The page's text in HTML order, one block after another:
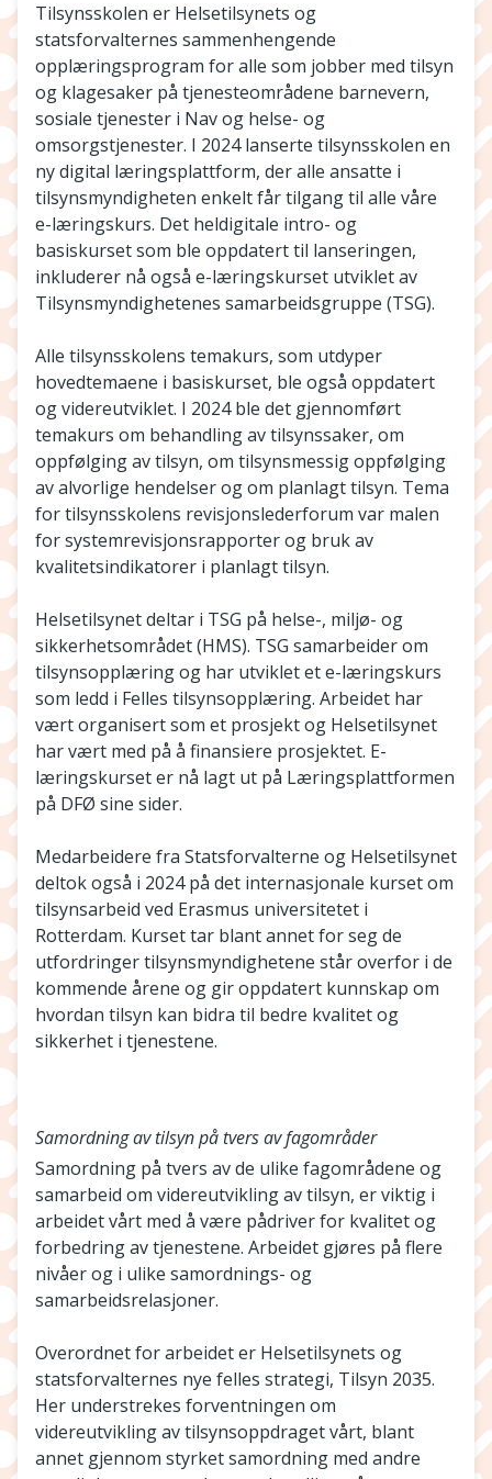
Tilsynsskolen er Helsetilsynets og
statsforvalternes sammenhengende
opplæringsprogram for alle som jobber med tilsyn
og klagesaker på tjenesteområdene barnevern,
sosiale tjenester i Nav og helse- og
omsorgstjenester. I 2024 lanserte tilsynsskolen en
ny digital læringsplattform, der alle ansatte i
tilsynsmyndigheten enkelt får tilgang til alle våre
e-læringskurs. Det heldigitale intro- og
basiskurset som ble oppdatert til lanseringen,
inkluderer nå også e-læringskurset utviklet av
Tilsynsmyndighetenes samarbeidsgruppe (TSG).
Alle tilsynsskolens temakurs, som utdyper
hovedtemaene i basiskurset, ble også oppdatert
og videreutviklet. I 2024 ble det gjennomført
temakurs om behandling av tilsynssaker, om
oppfølging av tilsyn, om tilsynsmessig oppfølging
av alvorlige hendelser og om planlagt tilsyn. Tema
for tilsynsskolens revisjonslederforum var malen
for systemrevisjonsrapporter og bruk av
kvalitetsindikatorer i planlagt tilsyn.
Helsetilsynet deltar i TSG på helse-, miljø- og
sikkerhetsområdet (HMS). TSG samarbeider om
tilsynsopplæring og har utviklet et e-læringskurs
som ledd i Felles tilsynsopplæring. Arbeidet har
vært organisert som et prosjekt og Helsetilsynet
har vært med på å finansiere prosjektet. E-
læringskurset er nå lagt ut på Læringsplattformen
på DFØ sine sider.
Medarbeidere fra Statsforvalterne og Helsetilsynet
deltok også i 2024 på det internasjonale kurset om
tilsynsarbeid ved Erasmus universitetet i
Rotterdam. Kurset tar blant annet for seg de
utfordringer tilsynsmyndighetene står overfor i de
kommende årene og gir oppdatert kunnskap om
hvordan tilsyn kan bidra til bedre kvalitet og
sikkerhet i tjenestene.
Samordning av tilsyn på tvers av fagområder
Samordning på tvers av de ulike fagområdene og
samarbeid om videreutvikling av tilsyn, er viktig i
arbeidet vårt med å være pådriver for kvalitet og
forbedring av tjenestene. Arbeidet gjøres på flere
nivåer og i ulike samordnings- og
samarbeidsrelasjoner.
Overordnet for arbeidet er Helsetilsynets og
statsforvalternes nye felles strategi, Tilsyn 2035.
Her understrekes forventningen om
videreutvikling av tilsynsoppdraget vårt, blant
annet gjennom styrket samordning med andre